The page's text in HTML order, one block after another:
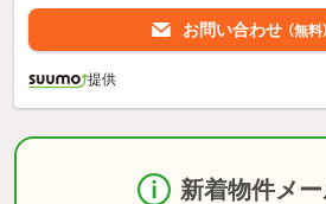
お問い合わせ （無料）
提供
新着物件メ